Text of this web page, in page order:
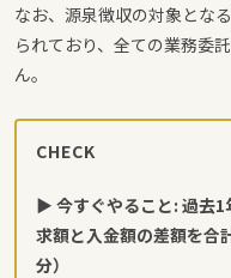
なお、源泉徴収の対象とな
られており、全ての業務委
ん。
CHECK
▶ 今すぐやること: 過去1
求額と入金額の差額を合
分）